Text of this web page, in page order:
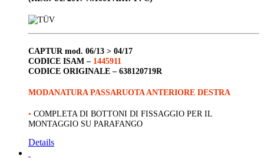
CAPTUR mod. 06/13 > 04/17
CODICE ISAM – 1445911
CODICE ORIGINALE – 638120719R
MODANATURA PASSARUOTA ANTERIORE DESTRA
• COMPLETA DI BOTTONI DI FISSAGGIO PER IL
MONTAGGIO SU PARAFANGO
Details